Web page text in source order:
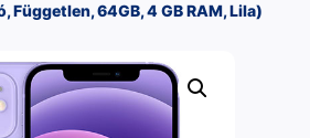
Független, 64GB, 4 GB RAM, Lila)